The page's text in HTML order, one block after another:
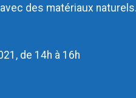
des matériaux naturels.
de 14h à 16h